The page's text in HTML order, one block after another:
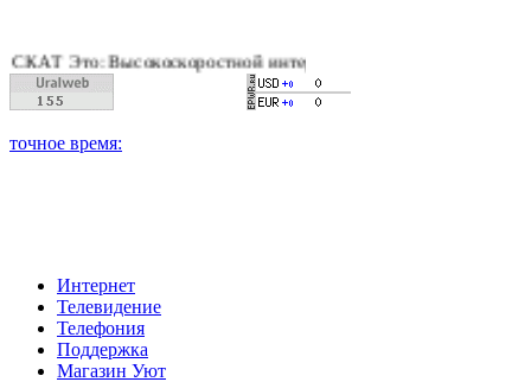
Это: Высокоскоростной интернет, качественное цифровое и
Интернет
Телевидение
Телефония
Поддержка
Магазин Уют